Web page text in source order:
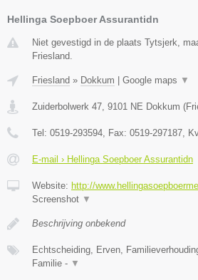
Hellinga Soepboer Assurantidn
Niet gevestigd in de plaats Tytsjerk,
Friesland.
Friesland » Dokkum Google maps ▼
Zuiderbolwerk 47 9101 NE Dokkum (
Tel: 0519-293594 , Fax: 0519-297187 ,
E-mail › Hellinga Soepboer Assurantidn
Website: http://
Screenshot ▼
Beschrijving onbekend
Echtscheiding, Erven,
Familie - ▼